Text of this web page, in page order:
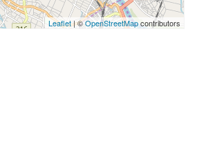
Leaflet| ©OpenStreetMapcontributors